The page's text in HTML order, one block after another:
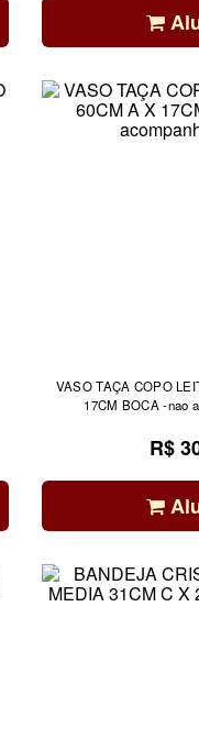
VASO TAÇA COPO
17CM BOCA -nao
R$